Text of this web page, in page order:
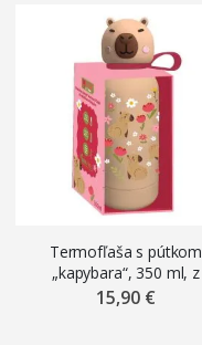
Termofľaša s pútkom
„kapybara“, 350 ml, z
nehrdzavejúcej ocele
15,90 €